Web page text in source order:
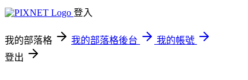
登入
我的部落格 我的部落格後台
我的帳號
登出